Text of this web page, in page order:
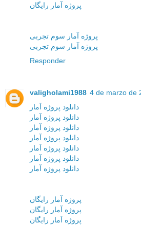
پروژه آمار رایگان
پروژه آمار سوم تجربی
پروژه آمار سوم تجربی
Responder
valigholami1988 4 de marzo de
دانلود پروژه آمار
دانلود پروژه آمار
دانلود پروژه آمار
دانلود پروژه آمار
دانلود پروژه آمار
دانلود پروژه آمار
دانلود پروژه آمار
پروژه آمار رایگان
پروژه آمار رایگان
پروژه آمار رایگان